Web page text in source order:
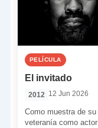
PELÍCULA
El invitado
2012 12 Jun 2026
Como muestra de su
veteranía como actor